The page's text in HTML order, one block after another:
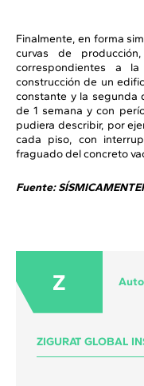
Finalmente, en forma
curvas de
correspondientes a
construcción de un
constante y la segunda
de 1 semana y con
pudiera describir, por
cada piso, con
fraguado del concreto
Fuente:
Z
ZIGURAT GLOBAL